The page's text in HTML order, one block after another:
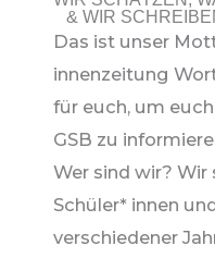
& WIR
Das ist unser
innenzeitung
für euch, um
GSB zu
Wer sind wir? Wir
Schüler* innen
verschiedener